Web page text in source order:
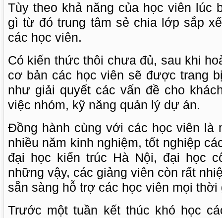
Tùy theo khả năng của học viên lúc
gì từ đó trung tâm sẻ chia lớp sắp
các học viên.
Có kiến thức thôi chưa đủ, sau khi
cơ bản các học viên sẽ được trang
như giải quyết các vấn đề cho
việc nhóm, kỹ năng quản lý dự án.
Đồng hành cùng với các học viên là
nhiều năm kinh nghiệm, tốt nghiệp
đại học kiến trúc Hà Nội, đại học
những vậy, các giảng viên còn rất
sẵn sàng hỗ trợ các học viên mọi thời
Trước một tuần kết thúc khó học